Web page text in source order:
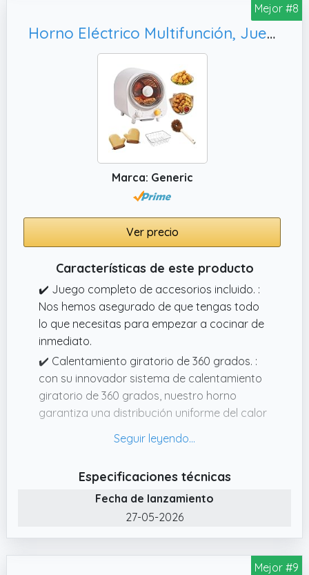
Mejor #8
Horno Eléctrico Multifunción, Juego Completo
Marca: Generic
Ver precio
Características de este producto
✔️ Juego completo de accesorios incluido. :
Nos hemos asegurado de que tengas todo
lo que necesitas para empezar a cocinar de
inmediato.
✔️ Calentamiento giratorio de 360 ​​grados. :
con su innovador sistema de calentamiento
giratorio de 360 ​​grados, nuestro horno
garantiza una distribución uniforme del calor
horno eléctrico multifunción combina las
funcionalidades de un horno y una freidora,
lo que le permite hornear, asar, asar y freír
fácilmente una amplia variedad de platos.
✔️ Control de temperatura conveniente. : el
Especificaciones técnicas
Fecha de lanzamiento
27-05-2026
Mejor #9